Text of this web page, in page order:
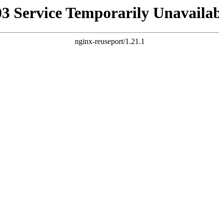
Service Temporarily
nginx-reuseport/1.21.1